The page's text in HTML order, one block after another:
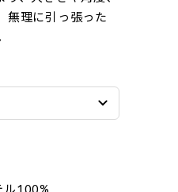
無理に引っ張った
100%